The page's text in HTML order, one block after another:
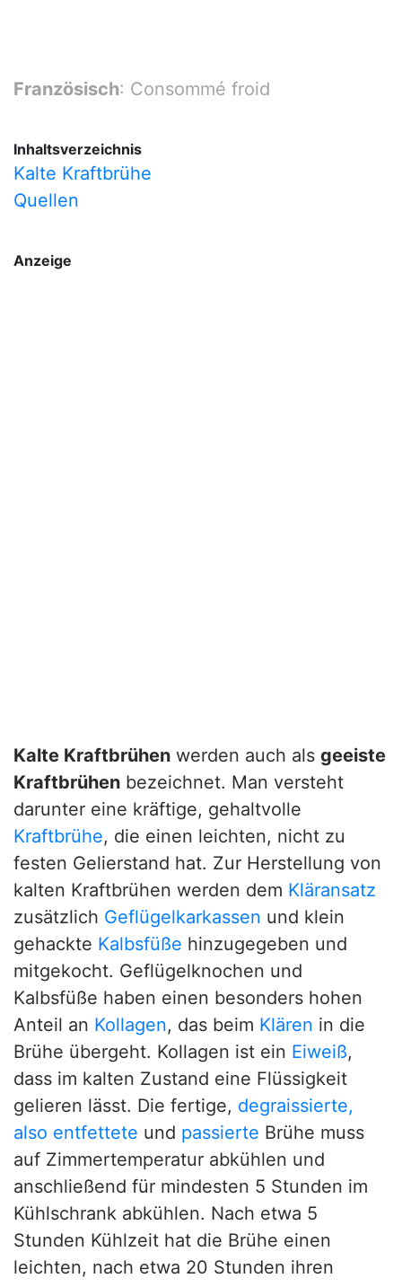
Französisch: Consommé froid
Inhaltsverzeichnis
Kalte Kraftbrühe
Quellen
Anzeige
Kalte Kraftbrühen werden auch als geeiste
Kraftbrühen bezeichnet. Man versteht
darunter eine kräftige, gehaltvolle
Kraftbrühe, die einen leichten, nicht zu
festen Gelierstand hat. Zur Herstellung von
kalten Kraftbrühen werden dem Kläransatz
zusätzlich Geflügelkarkassen und klein
gehackte Kalbsfüße hinzugegeben und
mitgekocht. Geflügelknochen und
Kalbsfüße haben einen besonders hohen
Anteil an Kollagen, das beim Klären in die
Brühe übergeht. Kollagen ist ein Eiweiß,
dass im kalten Zustand eine Flüssigkeit
gelieren lässt. Die fertige, degraissierte,
also entfettete und passierte Brühe muss
auf Zimmertemperatur abkühlen und
anschließend für mindesten 5 Stunden im
Kühlschrank abkühlen. Nach etwa 5
Stunden Kühlzeit hat die Brühe einen
leichten, nach etwa 20 Stunden ihren